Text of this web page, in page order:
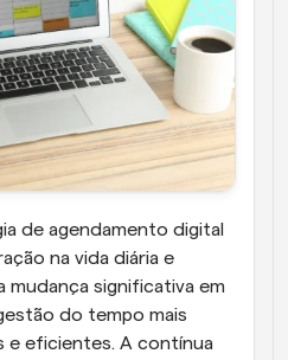
de agendamento digital
na vida diária e
mudança significativa em
do tempo mais
e eficientes. A contínua